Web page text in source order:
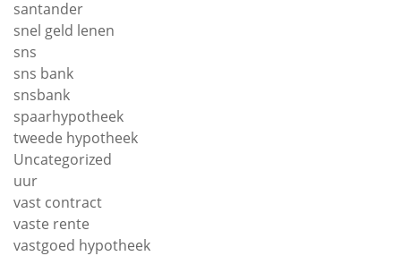
santander
snel geld lenen
sns
sns bank
snsbank
spaarhypotheek
tweede hypotheek
Uncategorized
uur
vast contract
vaste rente
vastgoed hypotheek